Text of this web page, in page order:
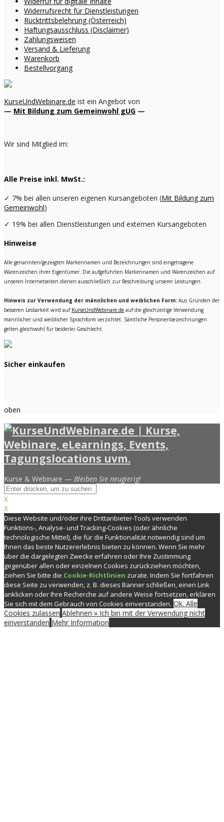
Widerrufsrecht für Dienstleistungen
Rücktrittsbelehrung (Österreich)
Haftungsausschluss (Disclaimer)
Zahlungsweisen
Versand & Lieferung
Warenkorb
Bestellvorgang
KurseUndWebinare.de ist ein Angebot von
— Mit Bildung zum Gemeinwohl gUG —
Wir sind Mitglied im:
Alle Preise inkl. MwSt.:
✓ 7% bei allen unseren eigenen Kursangeboten (Mit Bildung zum
Gemeinwohl)
✓ 19% bei allen Dienstleistungen und externen Kursangeboten
Hinweise
Alle genannten/gezeigten Markennamen und Bezeichnungen sind eingetragene
Warenzeichen ihrer Eigentümer. Die aufgeführten Markennamen und Warenzeichen auf
unseren Internetseiten dienen ausschließlich zur Beschreibung unserer Leistungen.
Hinweis zur Verwendung der männlichen und weiblichen Form: Aus Gründen der
besseren Lesbarkeit wird auf KurseUndWebinare.de auf die gleichzeitige Verwendung
männlicher und weiblicher Sprachform verzichtet. Sämtliche Personenbezeichnungen
gelten gleichwohl für beiderlei Geschlecht.
Sicher einkaufen
oben
Kurse & Webinare — Bleiben Sie neugierig!
X
X
Diese Website und/oder ihre Drittanbieter-Tools verwenden
Funktions-, Analyse- und Tracking-Cookies (oder ähnliche
technologische Mittel), die für die Funktionalität notwendig sind um
Ihnen das beste Nutzererlebnis bieten zu können. Wenn Sie mehr
über die dargelegten Zwecke erfahren oder Ihre Zustimmung
gegenüber allen oder einzelnen Cookies zurückziehen möchten,
ziehen Sie bitte die Cookie-Richtlinien zurate. Indem Sie fortfahren
diese Seite zu verwenden, z. B. dieses Banner schließen, einen Link
anklicken oder Ihre Recherche auf andere Weise fortsetzen, erklären
Sie sich mit dem Gebrauch von Cookies einverstanden. Ok. Alle
Cookies zulassen Ablehnen » Ich bin mit der Verwendung nicht
einverstanden Mehr Information